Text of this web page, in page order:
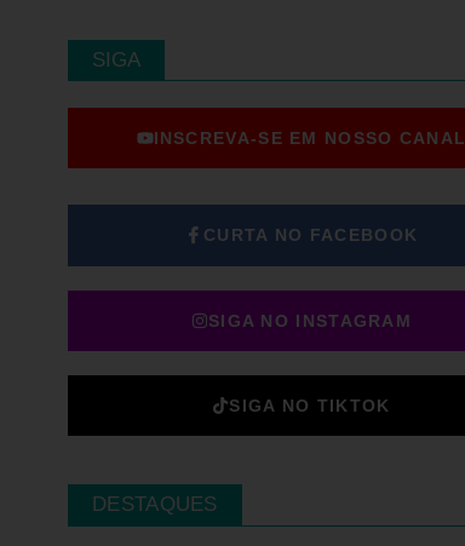
SIGA
INSCREVA-SE EM NOSSO CANAL
CURTA NO FACEBOOK
SIGA NO INSTAGRAM
SIGA NO TIKTOK
DESTAQUES